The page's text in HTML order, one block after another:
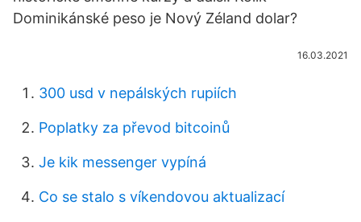
Dominikánské peso je Nový Zéland dolar?
16.03.2021
300 usd v nepálských rupiích
Poplatky za převod bitcoinů
Je kik messenger vypíná
Co se stalo s víkendovou aktualizací